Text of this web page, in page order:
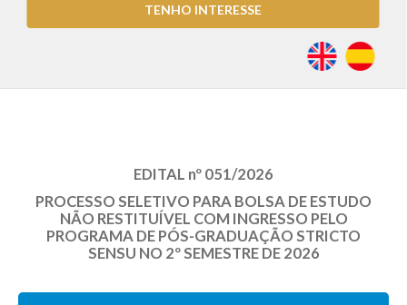
TENHO INTERESSE
EDITAL nº 051/2026
PROCESSO SELETIVO PARA BOLSA DE ESTUDO
NÃO RESTITUÍVEL COM INGRESSO PELO
PROGRAMA DE PÓS-GRADUAÇÃO STRICTO
SENSU NO 2º SEMESTRE DE 2026